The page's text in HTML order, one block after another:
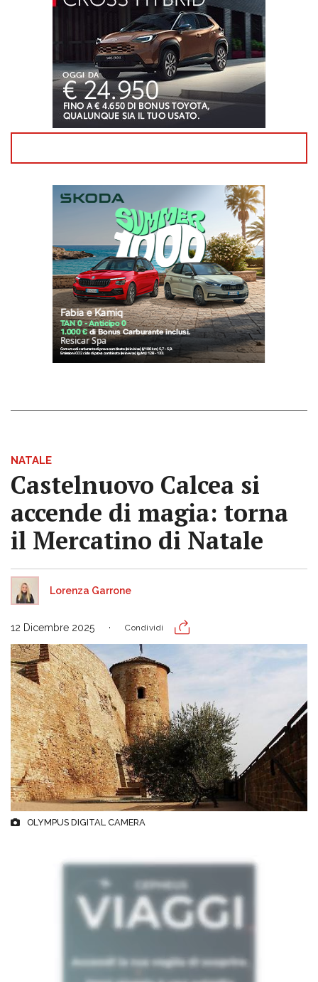
NATALE
Castelnuovo Calcea si
accende di magia: torna
il Mercatino di Natale
Lorenza Garrone
12 Dicembre 2025 Condividi
OLYMPUS DIGITAL CAMERA